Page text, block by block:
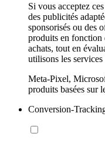
Si vous acceptez
des publicités
sponsorisés ou des
produits en fonction
achats, tout en
utilisons les
Meta-Pixel,
produits basées sur
Conversion-